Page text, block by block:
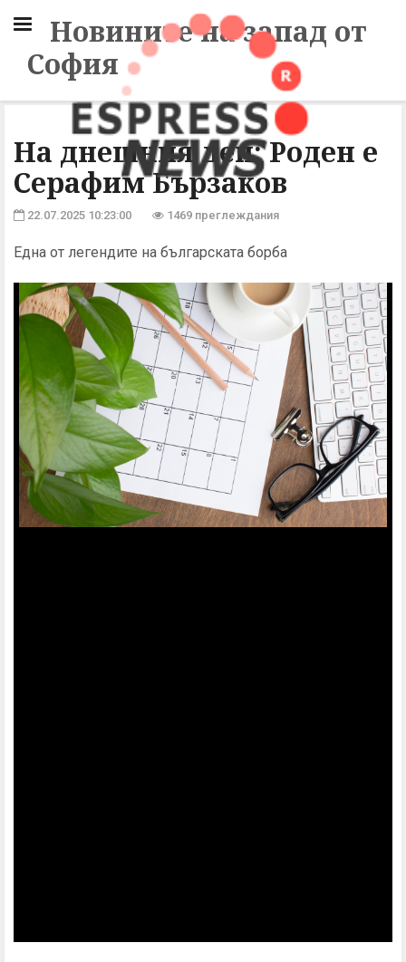
Новините на запад от
София
На днешния ден: Роден е
Серафим Бързаков
22.07.2025 10:23:00 1469 преглеждания
Една от легендите на българската борба